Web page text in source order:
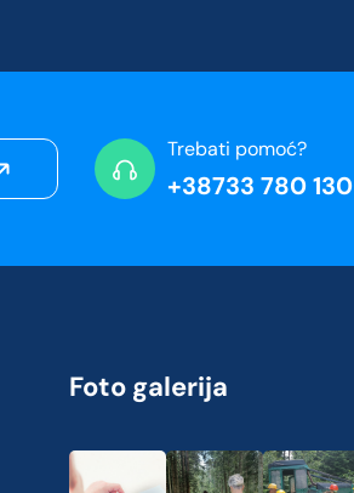
Trebati pomoć?
+38733 780 130
Foto galerija